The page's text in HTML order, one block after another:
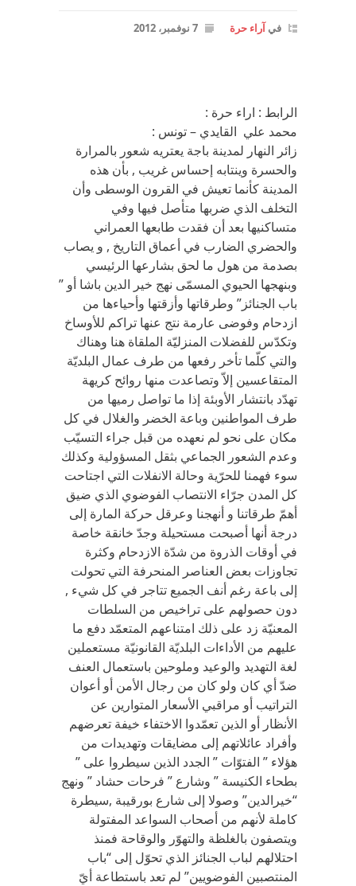
فيآراء حرة 7 نوفمبر، 2012
الرابط : اراء حرة :
محمد علي القايدي – تونس :
زائر النهار لمدينة باجة يعتريه شعور بالمرارة
والحسرة وينتابه إحساس غريب , بأن هذه
المدينة كأنما تعيش في القرون الوسطى وأن
التخلف الذي ضربها متأصل فيها وفي
متساكنيها بعد أن فقدت طابعها العمراني
والحضري الضارب في أعماق التاريخ , و يصاب
بصدمة من هول ما لحق بشارعها الرئيسي
وبنهجها الحيوي المسمّى نهج خير الدين باشا أو ”
باب الجنائز” وطرقاتها وأزقتها وأحياءها من
ازدحام وفوضى عارمة نتج عنها تراكم للأوساخ
وتكدّس للفضلات المنزليّة الملقاة هنا وهناك
والتي كلّما تأخر رفعها من طرف عمال البلديّة
المتقاعسين إلاّ وتصاعدت منها روائح كريهة
تهدّد بانتشار الأوبئة إذا ما تواصل رميها من
طرف المواطنين وباعة الخضر والغلال في كل
مكان على نحو لم نعهده من قبل جراء التسيّب
وعدم الشعور الجماعي بثقل المسؤولية وكذلك
سوء فهمنا للحرّية وحالة الانفلات التي اجتاحت
كل المدن جرّاء الانتصاب الفوضوي الذي ضيق
أهمّ طرقاتنا و أنهجنا وعرقل حركة المارة إلى
درجة أنها أصبحت مستحيلة وجدّ خانقة خاصة
في أوقات الذروة من شدّة الازدحام وكثرة
تجاوزات بعض العناصر المنحرفة التي تحولت
إلى باعة رغم أنف الجميع تتاجر في كل شيء ,
دون حصولهم على تراخيص من السلطات
المعنيّة زد على ذلك امتناعهم المتعمّد دفع ما
عليهم من الأداءات البلديّة القانونيّة مستعملين
لغة التهديد والوعيد وملوحين باستعمال العنف
ضدّ أي كان ولو كان من رجال الأمن أو أعوان
التراتيب أو مراقبي الأسعار المتوارين عن
الأنظار أو الذين تعمّدوا الاختفاء خيفة تعرضهم
وأفراد عائلاتهم إلى مضايقات وتهديدات من
هؤلاء ” الفتوّات ” الجدد الذين سيطروا على ”
بطحاء الكنيسة ” وشارع ” فرحات حشاد ” ونهج
“خيرالدين” وصولا إلى شارع بورقيبة ,سيطرة
كاملة لأنهم من أصحاب السواعد المفتولة
ويتصفون بالغلظة والتهوّر والوقاحة فمنذ
احتلالهم لباب الجنائز الذي تحوّل إلى “باب
المنتصبين الفوضويين” لم تعد باستطاعة أيّ